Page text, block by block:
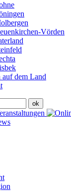
Vörden
auf dem Land